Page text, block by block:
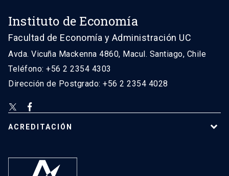
Instituto de Economía
Facultad de Economía y Administración UC
Avda. Vicuña Mackenna 4860, Macul. Santiago, Chile
Teléfono: +56 2 2354 4303
Dirección de Postgrado: +56 2 2354 4028
ACREDITACIÓN